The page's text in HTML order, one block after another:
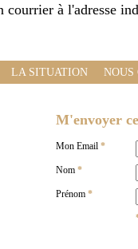
courrier à l'adresse
LA SITUATION NOUS
M'envoyer
Mon Email *
Nom *
Prénom *